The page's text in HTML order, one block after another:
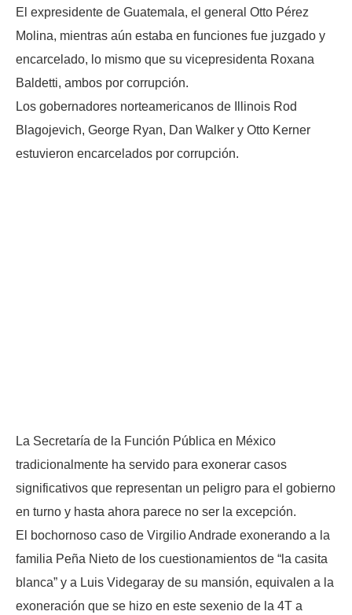
El expresidente de Guatemala, el general Otto Pérez
Molina, mientras aún estaba en funciones fue juzgado y
encarcelado, lo mismo que su vicepresidenta Roxana
Baldetti, ambos por corrupción.
Los gobernadores norteamericanos de Illinois Rod
Blagojevich, George Ryan, Dan Walker y Otto Kerner
estuvieron encarcelados por corrupción.
La Secretaría de la Función Pública en México
tradicionalmente ha servido para exonerar casos
significativos que representan un peligro para el gobierno
en turno y hasta ahora parece no ser la excepción.
El bochornoso caso de Virgilio Andrade exonerando a la
familia Peña Nieto de los cuestionamientos de “la casita
blanca” y a Luis Videgaray de su mansión, equivalen a la
exoneración que se hizo en este sexenio de la 4T a